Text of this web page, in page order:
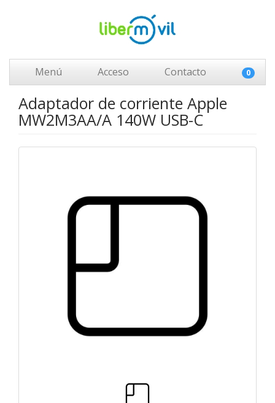
Menú Acceso Contacto 0
Adaptador de corriente Apple
MW2M3AA/A 140W USB-C